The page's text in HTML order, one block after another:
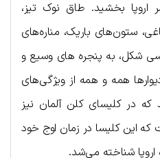
اروپا بخشید. طاق نوک تیز،
ستون‌های باریک، مناره‌های
شکل، به پنجره هاي وسيع و
همه و همه از ویژگی‌های
در کلیسای کلن آلمان نیز
این کلیسا در زمان اوج خود
اروپا شناخته می‌شد.